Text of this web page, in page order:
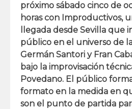
próximo sábado cinco de
horascon Improductivos,
llegada desde Sevilla que
público en el universo de
Germán Santori y Fran
bajo la improvisación
Povedano. El público
formato en la medida en
son el punto de partida